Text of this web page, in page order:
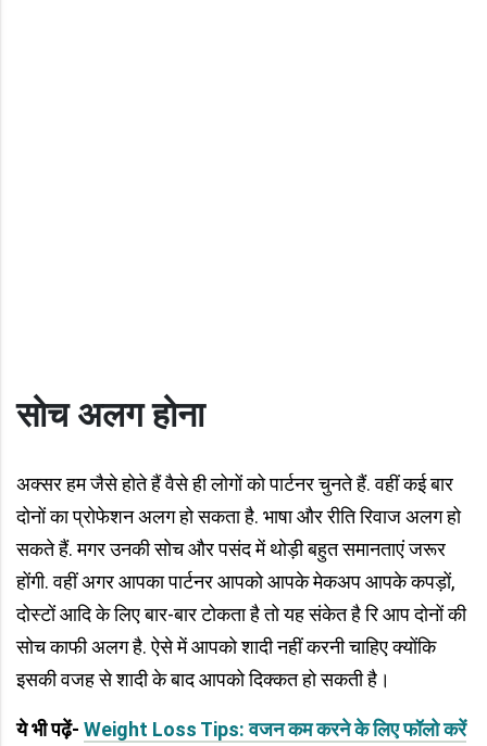
सोच अलग होना
अक्सर हम जैसे होते हैं वैसे ही लोगों को पार्टनर चुनते हैं. वहीं कई बार
दोनों का प्रोफेशन अलग हो सकता है. भाषा और रीति रिवाज अलग हो
सकते हैं. मगर उनकी सोच और पसंद में थोड़ी बहुत समानताएं जरूर
होंगी. वहीं अगर आपका पार्टनर आपको आपके मेकअप आपके कपड़ों,
दोस्टों आदि के लिए बार-बार टोकता है तो यह संकेत है रि आप दोनों की
सोच काफी अलग है. ऐसे में आपको शादी नहीं करनी चाहिए क्योंकि
इसकी वजह से शादी के बाद आपको दिक्कत हो सकती है।
ये भी पढ़ें- Weight Loss Tips: वजन कम करने के लिए फॉलो करें